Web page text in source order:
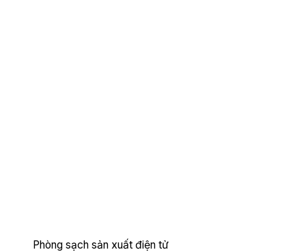
Phòng sạch sản xuất điện tử